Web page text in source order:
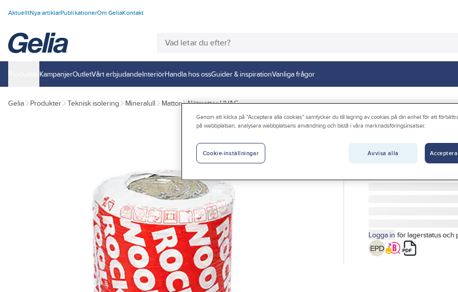
AktuelltNya artiklarPublikationerOm GeliaKontakt
KampanjerOutletVårt erbjudandeInteriörHandla hos ossGuider & inspirationVanliga frågor
Gelia Produkter Teknisk isolering Mineralull Mattor Nätmattor HVAC
ROCKWOOL
Alu-
ALU-VÄRMEMATTA
Logga in för lagerstatus och
Genom att klicka på "Acceptera alla cookies" samtycker du till lagring av cookies på din enhet för att
på webbplatsen, analysera webbplatsens användning och bistå i våra marknadsföringsinsatser.
Avvisa alla
Cookie-inställningar